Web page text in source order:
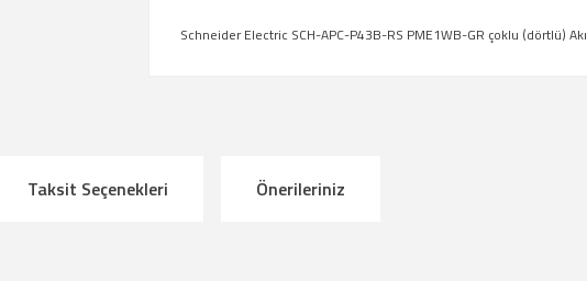
Schneider Electric SCH-APC-P43B-RS PME1WB-GR çoklu (dörtlü)
Taksit Seçenekleri Önerileriniz